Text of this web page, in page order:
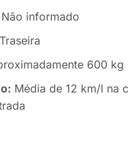
Não informado
Traseira
600 kg
Média de 12 km/l na